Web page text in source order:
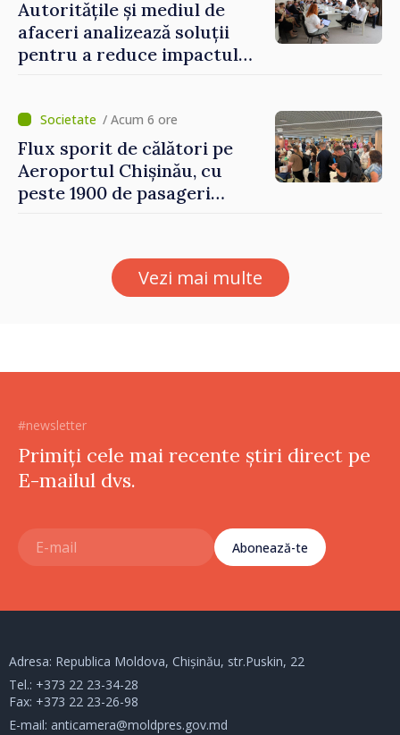
Autoritățile și mediul de
afaceri analizează soluții
pentru a reduce impactul
/ Acum 6 ore
Flux sporit de călători pe
Aeroportul Chișinău, cu
peste 1900 de pasageri
Vezi mai multe
#newsletter
Primiți cele mai recente știri direct pe
E-mailul dvs.
Abonează-te
Adresa: Republica Moldova, Chișinău, str.Puskin, 22
Tel.: +373 22 23-34-28
Fax: +373 22 23-26-98
E-mail: anticamera@moldpres.gov.md